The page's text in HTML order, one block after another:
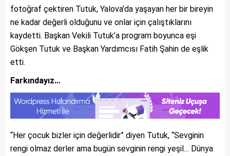
fotoğraf çektiren Tutuk, Yalova’da yaşayan her bir bireyin
ne kadar değerli olduğunu ve onlar için çalıştıklarını
kaydetti. Başkan Vekili Tutuk’a program boyunca eşi
Gökşen Tutuk ve Başkan Yardımcısı Fatih Şahin de eşlik
etti.
Farkındayız…
“Her çocuk bizler için değerlidir” diyen Tutuk, “Sevginin
rengi olmaz derler ama bugün sevginin rengi yeşil… Dünya